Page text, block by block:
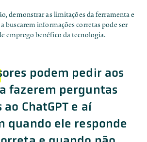
demonstrar as limitações da ferramenta e
buscarem informações corretas pode ser
emprego benéfico da tecnologia.
podem pedir aos
fazerem perguntas
ChatGPT e aí
quando ele responde